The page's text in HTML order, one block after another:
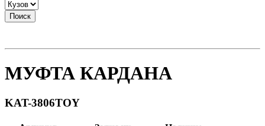
Поиск
МУФТА КАРДАНА
KAT-3806TOY